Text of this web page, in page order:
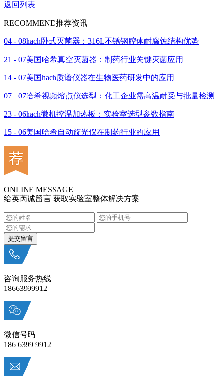
返回列表
RECOMMEND推荐资讯
04 - 08hach卧式灭菌器：316L不锈钢腔体耐腐蚀结构优势
21 - 07美国哈希真空灭菌器：制药行业关键灭菌应用
14 - 07美国hach质谱仪器在生物医药研发中的应用
07 - 07哈希视频熔点仪选型：化工企业需高温耐受与批量检测
23 - 06hach微机控温加热板：实验室选型参数指南
15 - 06美国哈希自动旋光仪在制药行业的应用
ONLINE MESSAGE
给英芮诚留言 获取实验室整体解决方案
咨询服务热线
18663999912
微信号码
186 6399 9912